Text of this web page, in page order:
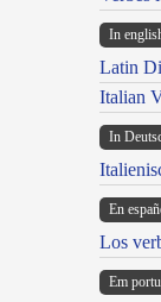
In
Latin
Italian
In
En
Los
Em